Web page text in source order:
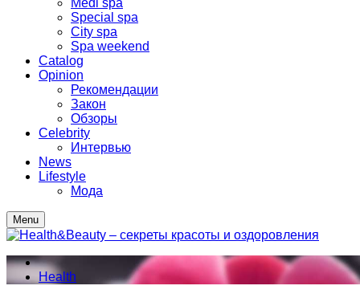
Medi spa
Special spa
City spa
Spa weekend
Catalog
Opinion
Рекомендации
Закон
Обзоры
Celebrity
Интервью
News
Lifestyle
Мода
Menu
Health